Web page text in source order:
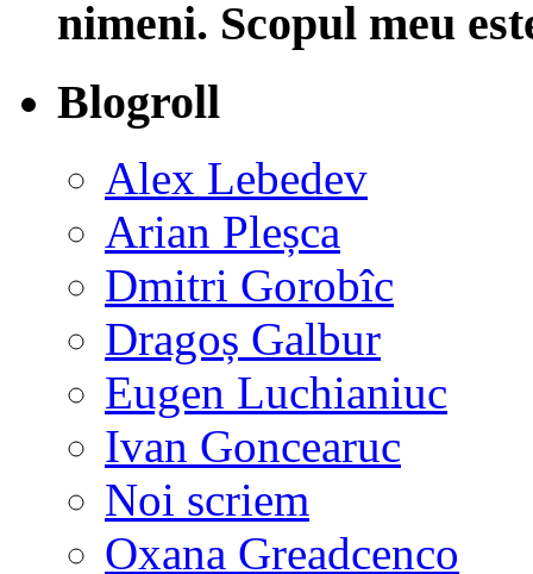
nimeni. Scopul meu
Blogroll
Alex Lebedev
Arian Pleșca
Dmitri Gorobîc
Dragoș Galbur
Eugen Luchianiuc
Ivan Goncearuc
Noi scriem
Oxana Greadcenco